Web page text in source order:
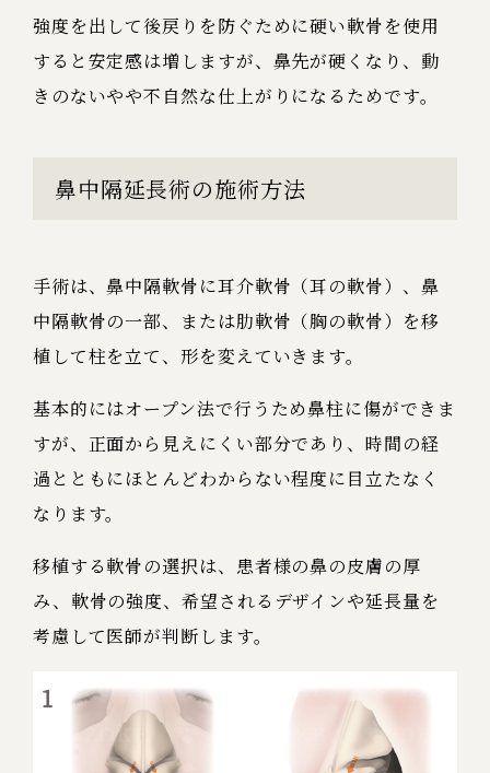
強度を出して後戻りを防ぐために硬い軟骨を使用
すると安定感は増しますが、鼻先が硬くなり、動
きのないやや不自然な仕上がりになるためです。
鼻中隔延長術の施術方法
手術は、鼻中隔軟骨に耳介軟骨（耳の軟骨）、鼻
中隔軟骨の一部、または肋軟骨（胸の軟骨）を移
植して柱を立て、形を変えていきます。
基本的にはオープン法で行うため鼻柱に傷ができま
すが、正面から見えにくい部分であり、時間の経
過とともにほとんどわからない程度に目立たなく
なります。
移植する軟骨の選択は、患者様の鼻の皮膚の厚
み、軟骨の強度、希望されるデザインや延長量を
考慮して医師が判断します。